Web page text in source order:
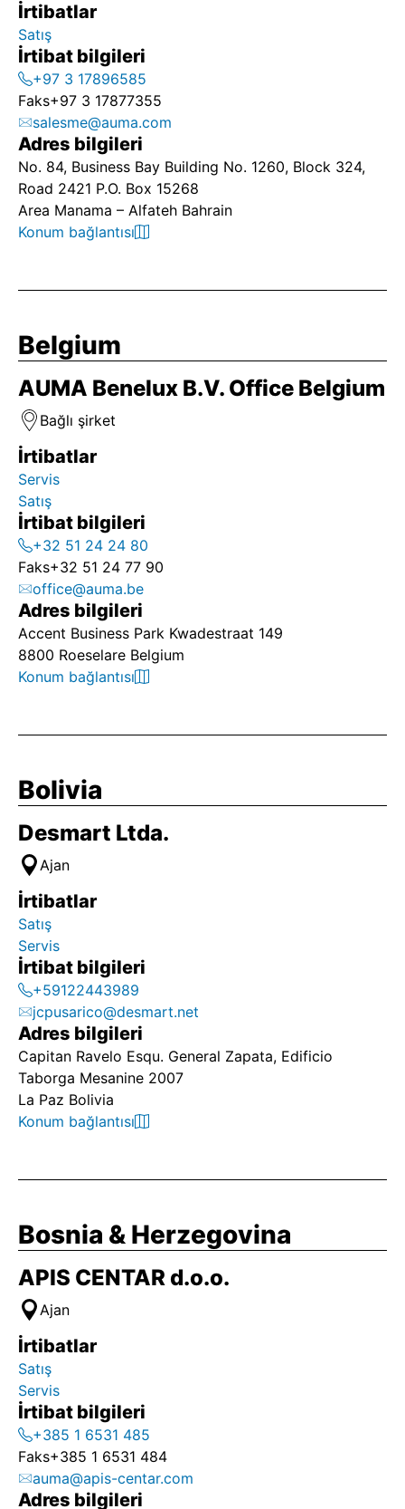
İrtibatlar
Satış
İrtibat bilgileri
+97 3 17896585
Faks+97 3 17877355
salesme@auma.com
Adres bilgileri
No. 84, Business Bay Building No. 1260, Block 324,
Road 2421 P.O. Box 15268
Area Manama – Alfateh Bahrain
Konum bağlantısı
Belgium
AUMA Benelux B.V. Office Belgium
Bağlı şirket
İrtibatlar
Servis
Satış
İrtibat bilgileri
+32 51 24 24 80
Faks+32 51 24 77 90
office@auma.be
Adres bilgileri
Accent Business Park Kwadestraat 149
8800 Roeselare Belgium
Konum bağlantısı
Bolivia
Desmart Ltda.
Ajan
İrtibatlar
Satış
Servis
İrtibat bilgileri
+59122443989
jcpusarico@desmart.net
Adres bilgileri
Capitan Ravelo Esqu. General Zapata, Edificio
Taborga Mesanine 2007
La Paz Bolivia
Konum bağlantısı
Bosnia & Herzegovina
APIS CENTAR d.o.o.
Ajan
İrtibatlar
Satış
Servis
İrtibat bilgileri
+385 1 6531 485
Faks+385 1 6531 484
auma@apis-centar.com
Adres bilgileri